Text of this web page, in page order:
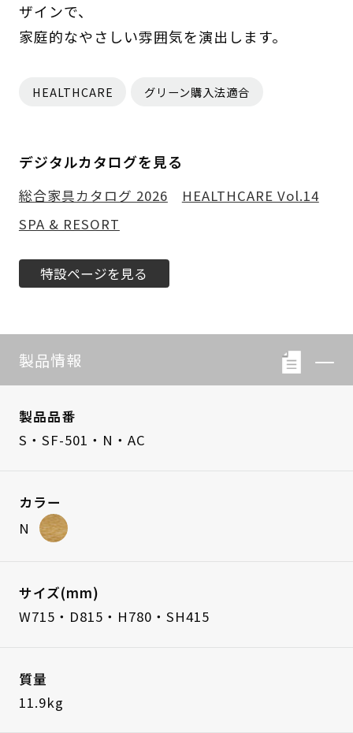
ザインで、
家庭的なやさしい雰囲気を演出します。
HEALTHCARE グリーン購入法適合
デジタルカタログを見る
総合家具カタログ 2026
HEALTHCARE Vol.14
SPA & RESORT
特設ページを見る
製品情報
製品品番
S・SF-501・N・AC
カラー
N
サイズ(mm)
W715・D815・H780・SH415
質量
11.9kg